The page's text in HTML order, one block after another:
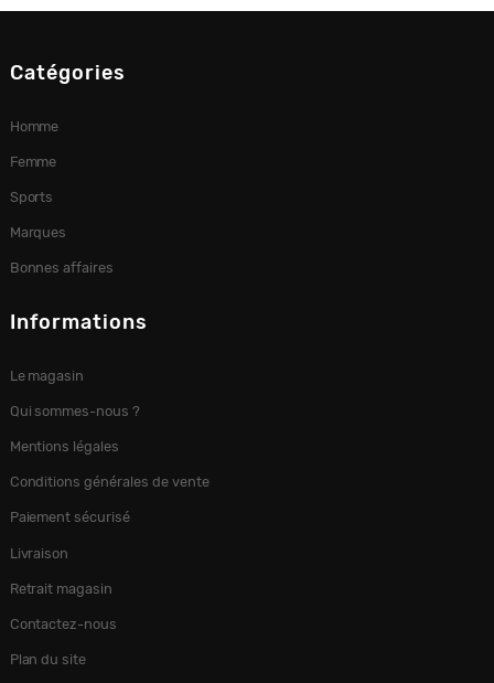
Catégories
Homme
Femme
Sports
Marques
Bonnes affaires
Informations
Le magasin
Qui sommes-nous ?
Mentions légales
Conditions générales de vente
Paiement sécurisé
Livraison
Retrait magasin
Contactez-nous
Plan du site